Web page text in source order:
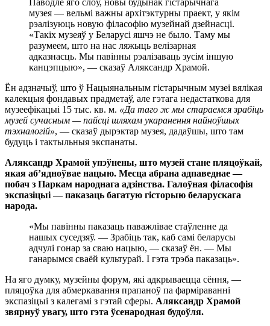
музея — вельмі важны архітэктурны праект, у якім
рэалізуюць новую філасофію музейнай дзейнасці.
«Такіх музеяў у Беларусі яшчэ не было. Таму мы
разумеем, што на нас ляжыць велізарная
адказнасць. Мы павінны рэалізаваць зусім іншую
канцэпцыю», — сказаў Аляксандр Храмой.
Ён адзначыў, што ў Нацыянальным гістарычным музеі вялікая
калекцыя фондавых прадметаў, але гэтага недастаткова для
музеефікацыі 15 тыс. кв. м. «Да таго ж мы стараемся зрабіць
музей сучасным — пайсці шляхам укаранення найноўшых
тэхналогій», — сказаў дырэктар музея, дадаўшы, што там
будуць і тактыльныя экспанаты.
Аляксандр Храмой упэўнены, што музей стане пляцоўкай,
якая аб’ядноўвае нацыю. Месца абрана адпаведнае —
побач з Паркам народнага адзінства. Галоўная філасофія
экспазіцыі — паказаць багатую гісторыю беларускага
народа.
«Мы павінны паказаць паважлівае стаўленне да
нашых суседзяў. — Зрабіць так, каб самі беларусы
адчулі гонар за сваю нацыю, — сказаў ён. — Мы
ганарымся сваёй культурай. І гэта трэба паказаць».
На яго думку, музейны форум, які адкрываецца сёння, —
пляцоўка для абмеркавання прапаноў па фарміраванні
экспазіцыі з калегамі з гэтай сферы. Аляксандр Храмой
звярнуў увагу, што гэта ўсенародная будоўля.